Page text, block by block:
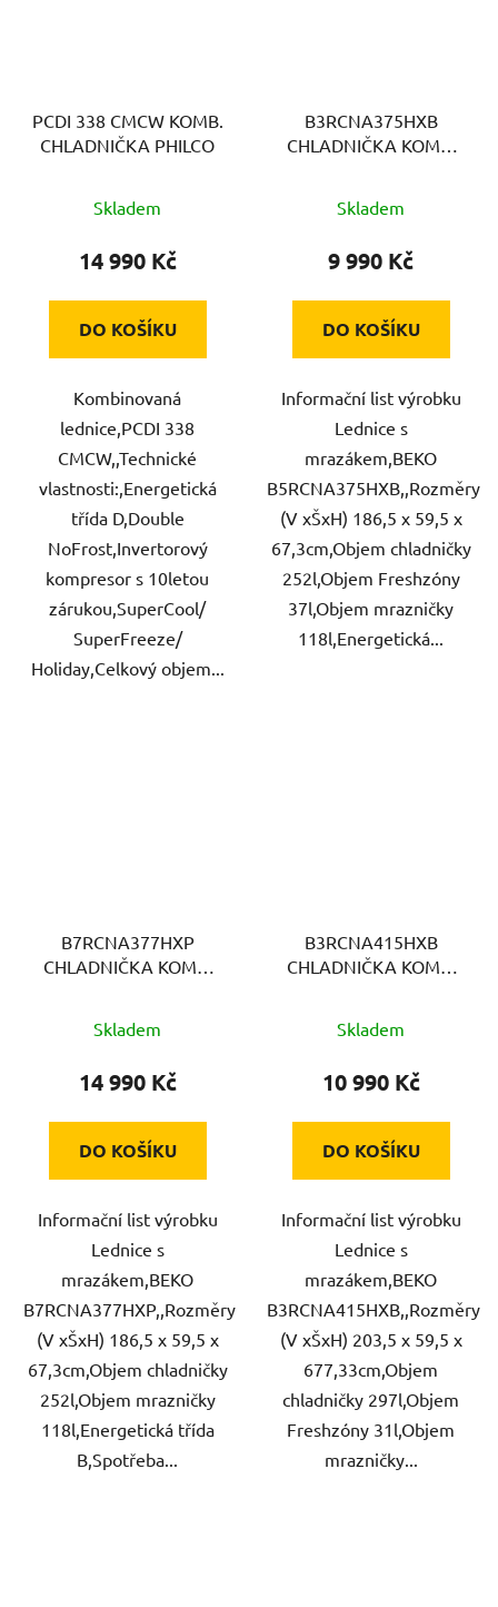
PCDI 338 CMCW KOMB.
CHLADNIČKA PHILCO
Skladem
14 990 Kč
DO KOŠÍKU
Kombinovaná
lednice,PCDI 338
CMCW,,Technické
vlastnosti:,Energetická
třída D,Double
NoFrost,Invertorový
kompresor s 10letou
zárukou,SuperCool/
SuperFreeze/
Holiday,Celkový objem...
B3RCNA375HXB
CHLADNIČKA KOMBI
Skladem
9 990 Kč
DO KOŠÍKU
Informační list výrobku
Lednice s
mrazákem,BEKO
B5RCNA375HXB,,Rozměry
(V xŠxH) 186,5 x 59,5 x
67,3cm,Objem chladničky
252l,Objem Freshzóny
37l,Objem mrazničky
118l,Energetická...
B7RCNA377HXP
CHLADNIČKA KOMBI
Skladem
14 990 Kč
DO KOŠÍKU
Informační list výrobku
Lednice s
mrazákem,BEKO
B7RCNA377HXP,,Rozměry
(V xŠxH) 186,5 x 59,5 x
67,3cm,Objem chladničky
252l,Objem mrazničky
118l,Energetická třída
B,Spotřeba...
B3RCNA415HXB
CHLADNIČKA KOMBI
Skladem
10 990 Kč
DO KOŠÍKU
Informační list výrobku
Lednice s
mrazákem,BEKO
B3RCNA415HXB,,Rozměry
(V xŠxH) 203,5 x 59,5 x
677,33cm,Objem
chladničky 297l,Objem
Freshzóny 31l,Objem
mrazničky...